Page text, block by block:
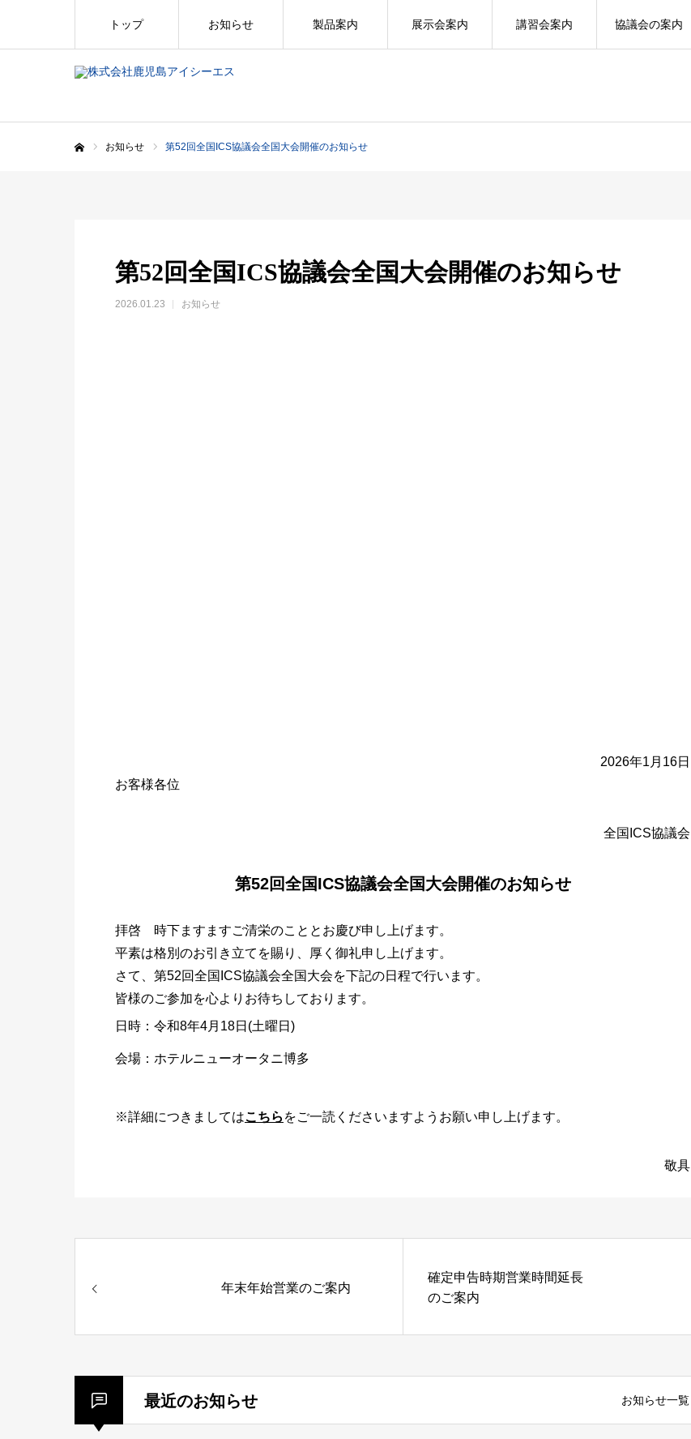
トップ お知らせ 製品案内 展示会案内 講習会案内 協議会の案内
お知らせ 第52回全国ICS協議会全国大会開催のお知らせ
第52回全国ICS協議会全国大会開催のお知らせ
2026.01.23 お知らせ
2026年1月16日
お客様各位
全国ICS協議会
第52回全国ICS協議会全国大会開催のお知らせ
拝啓 時下ますますご清栄のこととお慶び申し上げます。
平素は格別のお引き立てを賜り、厚く御礼申し上げます。
さて、第52回全国ICS協議会全国大会を下記の日程で行います。
皆様のご参加を心よりお待ちしております。
日時：令和8年4月18日(土曜日)
会場：ホテルニューオータニ博多
※詳細につきましてはこちら をご一読くださいますようお願い申し上げます。
敬具
年末年始営業のご案内
確定申告時期営業時間延長
のご案内
最近のお知らせ お知らせ一覧